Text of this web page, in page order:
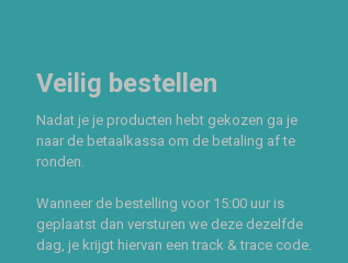
Veilig bestellen
Nadat je je producten hebt gekozen ga je
naar de betaalkassa om de betaling af te
ronden.
Wanneer de bestelling voor 15:00 uur is
geplaatst dan versturen we deze dezelfde
dag, je krijgt hiervan een track & trace code.